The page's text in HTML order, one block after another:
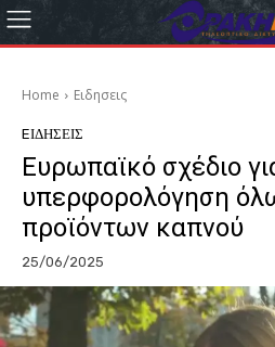
Home Eιδησεις
EΙΔΗΣΕΙΣ
Ευρωπαϊκό σχέδιο
υπερφορολόγηση
προϊόντων καπνού
25/06/2025